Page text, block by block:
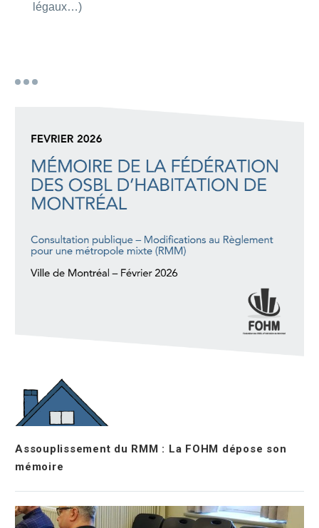
légaux…)
Assouplissement du RMM : La FOHM dépose son
mémoire